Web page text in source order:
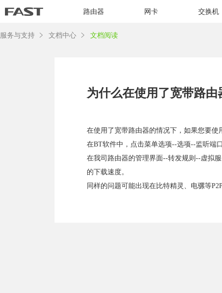
路由器 网卡 交换机
服务与支持 文档中心 文档阅读
为什么在使用了宽带路
在使用了宽带路由器的情况下，如果您要
在BT软件中，点击菜单选项--选项--监听端
在我司路由器的管理界面--转发规则--虚拟
的下载速度。
同样的问题可能出现在比特精灵、电骡等